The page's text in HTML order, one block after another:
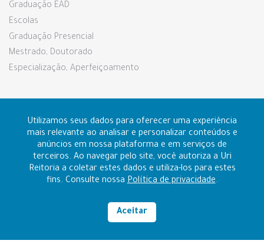
Utilizamos seus dados para oferecer uma experiência
mais relevante ao analisar e personalizar conteúdos e
anúncios em nossa plataforma e em serviços de
terceiros. Ao navegar pelo site, você autoriza a Uri
Reitoria a coletar estes dados e utiliza-los para estes
fins. Consulte nossaPolítica de privacidade.
Aceitar
Graduação EAD
Escolas
Graduação Presencial
Mestrado, Doutorado
Especialização, Aperfeiçoamento
Prouni e Fies
Contato